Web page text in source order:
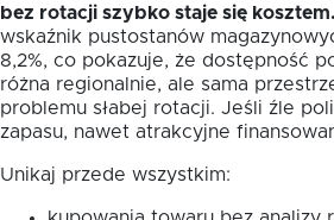
bez rotacji szybko staje się kosztem.
wskaźnik pustostanów
8,2%, co pokazuje, że dostępność
różna regionalnie, ale sama
problemu słabej rotacji. Jeśli źle
zapasu, nawet atrakcyjne
Unikaj przede wszystkim: